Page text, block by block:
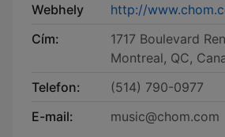
Webhely
http://
Cím:
1717 Boulevard
Montreal, QC,
Telefon:
(514) 790-0977
E-mail:
music@chom.com